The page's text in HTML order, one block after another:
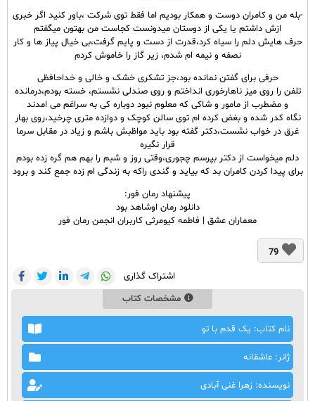
-بله من و کامران دوست و همکار بودیم اما فقط توی شرکت ،باور کنید اگر خبری
ازش داشتم یا یکی از دوستان میدونست کجاست من بهتون میگفتم
حرف هایش دلم را سیاه کرد،قدرت از دست و پایم گرفت،بی خیال پیاز ها و کار
نصفه و نیمه ام شدم، زیر گاز را خاموش کردم
حرفی برای گفتن نمانده بود،جز تشکری خشک و خالی و خداحافظی
تلفن را روی میز ناهارخوری انداختم و روی صندلی نشستم، خسته بودم،درمانده
و مضطرب از مامور و شاکی که معلوم نبود دوباره کی به سراغم می امدند
نگاه کدر شده و بغض کرده ام توی سالن کوچک و دوازده متری چرخید،روی بهار
غرق در خواب نشست،دکتر گفته بود باید مواظبش باشم و زیاد در مقابل سرما
قرار نگیره
دلم میخواست از دکتر بپرسم چجوری،وقتی روز و شبم را بهم هم گره زده بودم
برای پیدا کردن کامران بد که بیاید و گندی راکه به زندگی ام زده جمع کند و برود
پیشنهاد رمان فور:
دانلود رمان اوشاهد بود
معماران عشق | فاطمه کیومرثی کاربران انجمن رمان فور
79
اشتراک گذاری
مشخصات کتاب
نام کتاب: یک قدم با تو
ژانر: عاشقانه
نویسنده: زهرا غنی آبادی